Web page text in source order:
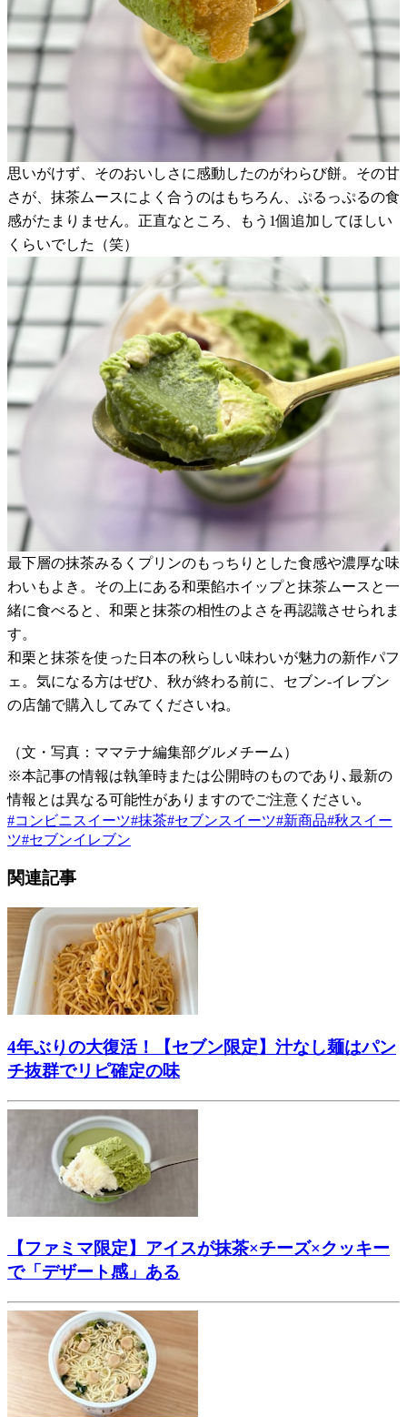
思いがけず、そのおいしさに感動したのがわらび餅。その甘
さが、抹茶ムースによく合うのはもちろん、ぷるっぷるの食
感がたまりません。正直なところ、もう1個追加してほしい
くらいでした（笑）
最下層の抹茶みるくプリンのもっちりとした食感や濃厚な味
わいもよき。その上にある和栗餡ホイップと抹茶ムースと一
緒に食べると、和栗と抹茶の相性のよさを再認識させられま
す。
和栗と抹茶を使った日本の秋らしい味わいが魅力の新作パフ
ェ。気になる方はぜひ、秋が終わる前に、セブン-イレブン
の店舗で購入してみてくださいね。
（文・写真：ママテナ編集部グルメチーム）
※本記事の情報は執筆時または公開時のものであり､最新の
情報とは異なる可能性がありますのでご注意ください｡
#コンビニスイーツ#抹茶#セブンスイーツ#新商品#秋スイー
ツ#セブンイレブン
関連記事
4年ぶりの大復活！【セブン限定】汁なし麺はパン
チ抜群でリピ確定の味
【ファミマ限定】アイスが抹茶×チーズ×クッキー
で「デザート感」ある